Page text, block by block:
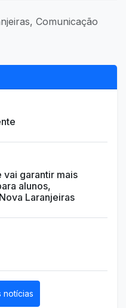
Comunicação
vai garantir mais
alunos,
Laranjeiras
notícias